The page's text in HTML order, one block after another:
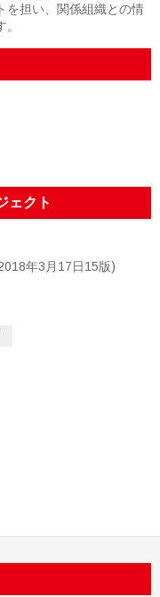
を担い、関係組織との情
ェクト
年3月17日15版)